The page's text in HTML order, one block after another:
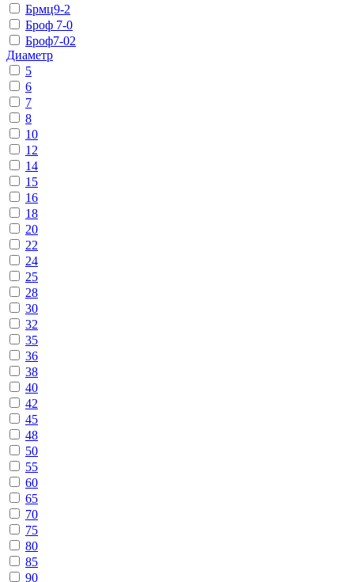
Брмц9-2
Броф 7-0
Броф7-02
Диаметр
5
6
7
8
10
12
14
15
16
18
20
22
24
25
28
30
32
35
36
38
40
42
45
48
50
55
60
65
70
75
80
85
90